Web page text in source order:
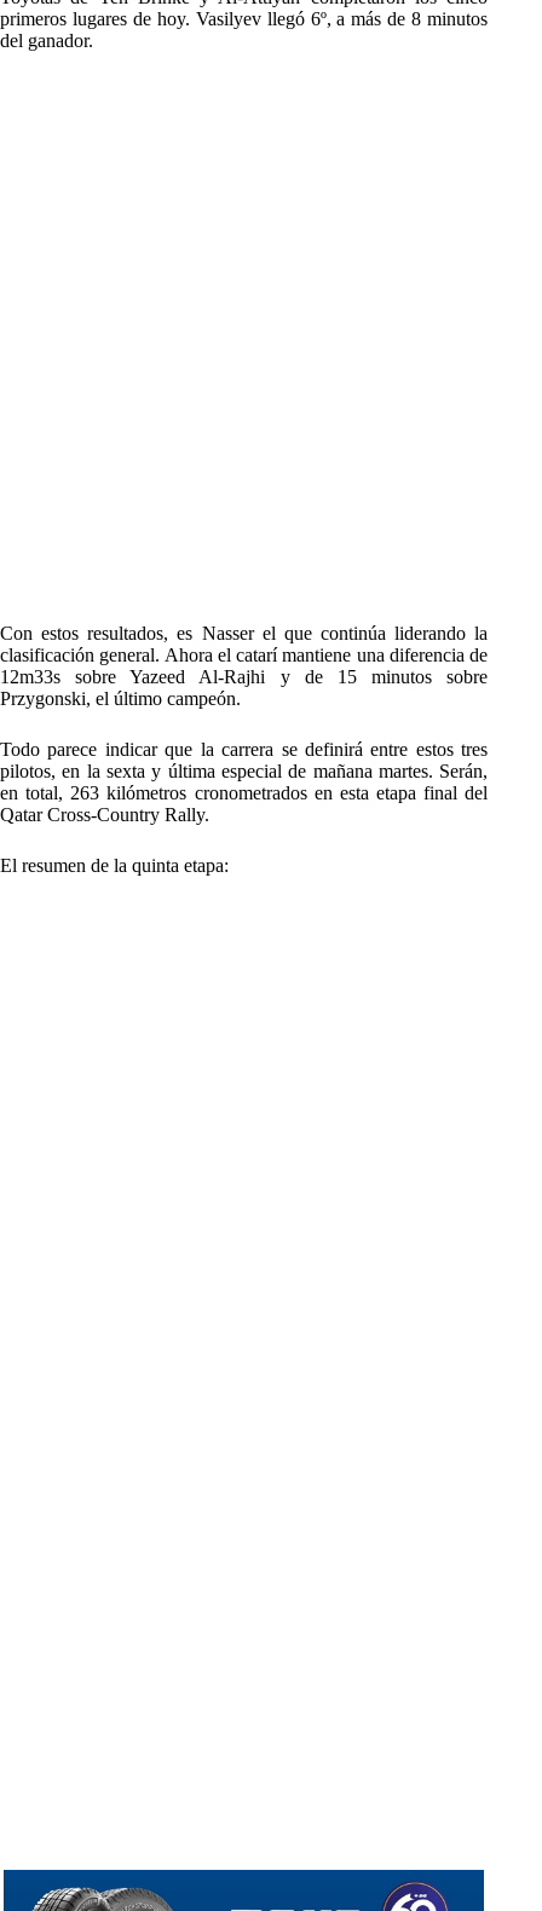
primeros lugares de hoy. Vasilyev llegó 6º, a más de 8 minutos
del ganador.
Con estos resultados, es Nasser el que continúa liderando la
clasificación general. Ahora el catarí mantiene una diferencia de
12m33s sobre Yazeed Al-Rajhi y de 15 minutos sobre
Przygonski, el último campeón.
Todo parece indicar que la carrera se definirá entre estos tres
pilotos, en la sexta y última especial de mañana martes. Serán,
en total, 263 kilómetros cronometrados en esta etapa final del
Qatar Cross-Country Rally.
El resumen de la quinta etapa: